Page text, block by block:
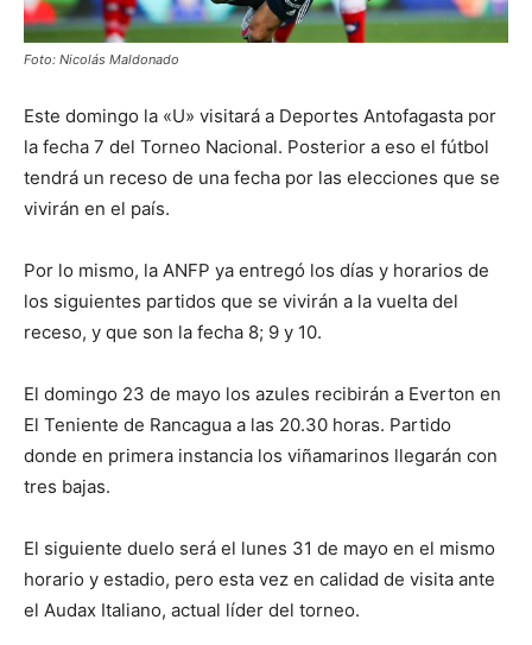
Foto: Nicolás Maldonado
Este domingo la «U» visitará a Deportes Antofagasta por
la fecha 7 del Torneo Nacional. Posterior a eso el fútbol
tendrá un receso de una fecha por las elecciones que se
vivirán en el país.
Por lo mismo, la ANFP ya entregó los días y horarios de
los siguientes partidos que se vivirán a la vuelta del
receso, y que son la fecha 8; 9 y 10.
El domingo 23 de mayo los azules recibirán a Everton en
El Teniente de Rancagua a las 20.30 horas. Partido
donde en primera instancia los viñamarinos llegarán con
tres bajas.
El siguiente duelo será el lunes 31 de mayo en el mismo
horario y estadio, pero esta vez en calidad de visita ante
el Audax Italiano, actual líder del torneo.